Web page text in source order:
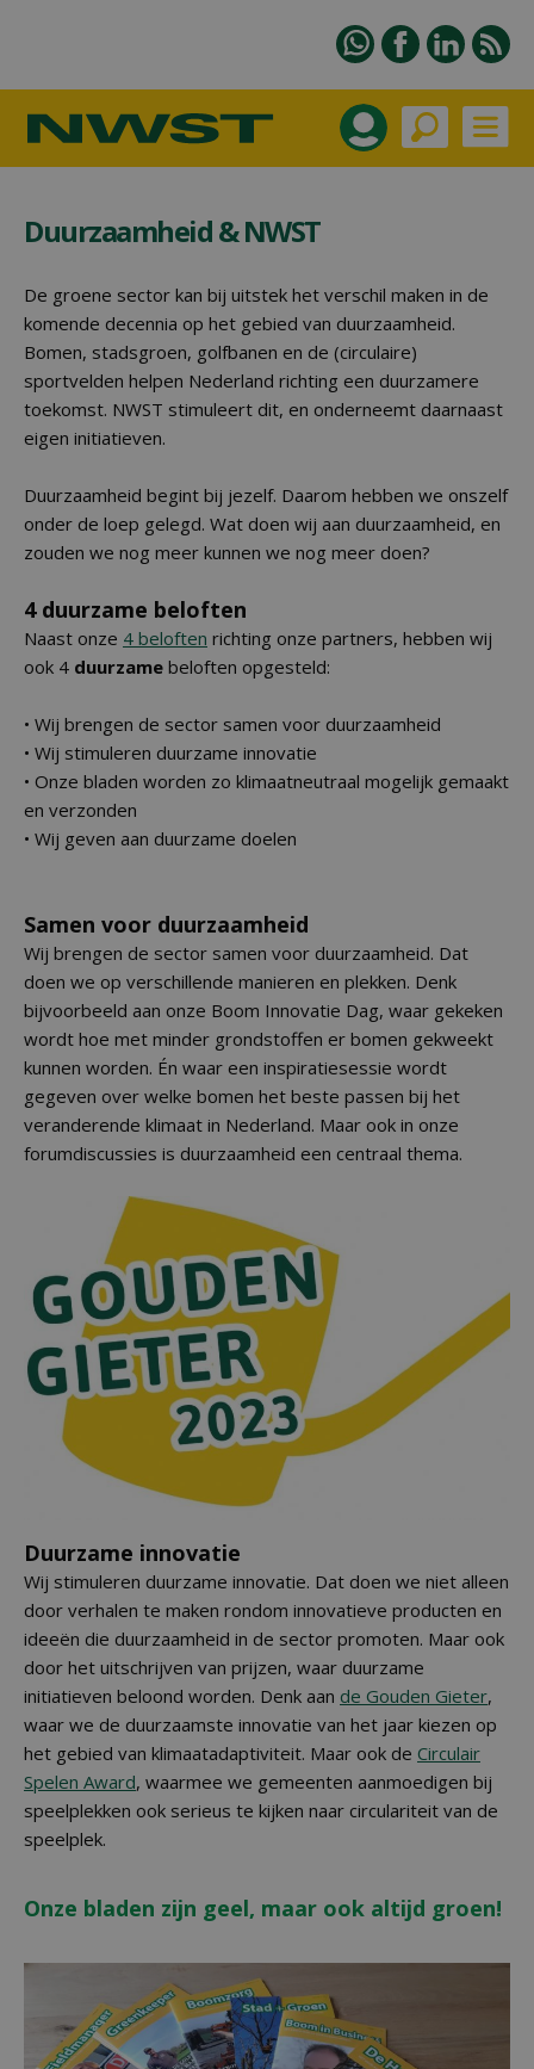
Duurzaamheid & NWST
De groene sector kan bij uitstek het verschil maken in de
komende decennia op het gebied van duurzaamheid.
Bomen, stadsgroen, golfbanen en de (circulaire)
sportvelden helpen Nederland richting een duurzamere
toekomst. NWST stimuleert dit, en onderneemt daarnaast
eigen initiatieven.
Duurzaamheid begint bij jezelf. Daarom hebben we onszelf
onder de loep gelegd. Wat doen wij aan duurzaamheid, en
zouden we nog meer kunnen we nog meer doen?
4 duurzame beloften
Naast onze 4 beloften richting onze partners, hebben wij
ook 4 duurzame beloften opgesteld:
• Wij brengen de sector samen voor duurzaamheid
• Wij stimuleren duurzame innovatie
• Onze bladen worden zo klimaatneutraal mogelijk gemaakt
en verzonden
• Wij geven aan duurzame doelen
Samen voor duurzaamheid
Wij brengen de sector samen voor duurzaamheid. Dat
doen we op verschillende manieren en plekken. Denk
bijvoorbeeld aan onze Boom Innovatie Dag, waar gekeken
wordt hoe met minder grondstoffen er bomen gekweekt
kunnen worden. Én waar een inspiratiesessie wordt
gegeven over welke bomen het beste passen bij het
veranderende klimaat in Nederland. Maar ook in onze
forumdiscussies is duurzaamheid een centraal thema.
Duurzame innovatie
Wij stimuleren duurzame innovatie. Dat doen we niet alleen
door verhalen te maken rondom innovatieve producten en
ideeën die duurzaamheid in de sector promoten. Maar ook
door het uitschrijven van prijzen, waar duurzame
initiatieven beloond worden. Denk aan de Gouden Gieter,
waar we de duurzaamste innovatie van het jaar kiezen op
het gebied van klimaatadaptiviteit. Maar ook de Circulair
Spelen Award, waarmee we gemeenten aanmoedigen bij
speelplekken ook serieus te kijken naar circulariteit van de
speelplek.
Onze bladen zijn geel, maar ook altijd groen!